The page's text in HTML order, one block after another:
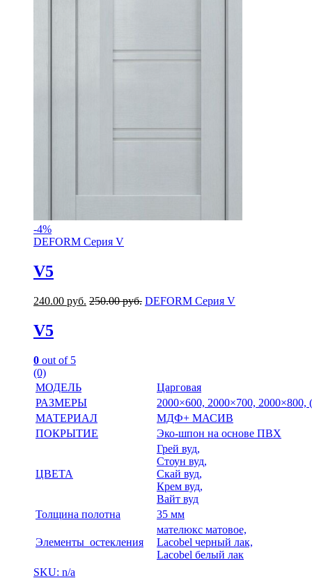
-4%
DEFORM Серия V
V5
240.00 руб. 250.00руб. DEFORM Серия V
V5
0 out of 5
(0)
МОДЕЛЬ
Царговая
РАЗМЕРЫ
2000×600, 2000×700, 2000×800,
МАТЕРИАЛ
МДФ+ МАСИВ
ПОКРЫТИЕ
Эко-шпон на основе ПВХ
ЦВЕТА
Грей вуд,
Стоун вуд,
Скай вуд,
Крем вуд,
Вайт вуд
Толщина полотна
35 мм
Элементы остекления
мателюкс матовое,
Lacobel черный лак,
Lacobel белый лак
SKU: n/a